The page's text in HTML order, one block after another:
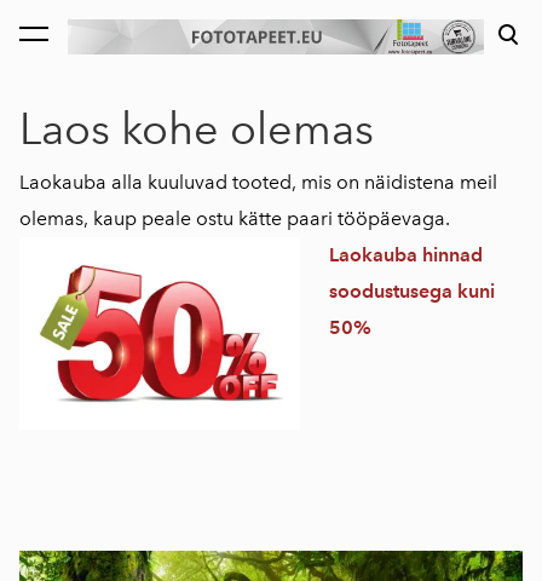
lisati ostukorvi. Vaata ostukorvi
Laos kohe olemas
Laokauba alla kuuluvad tooted, mis on näidistena meil
olemas, kaup peale ostu kätte paari tööpäevaga.
Laokauba hinnad
soodustusega kuni
50%